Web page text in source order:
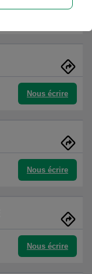
Nous écrire
Nous écrire
Nous écrire